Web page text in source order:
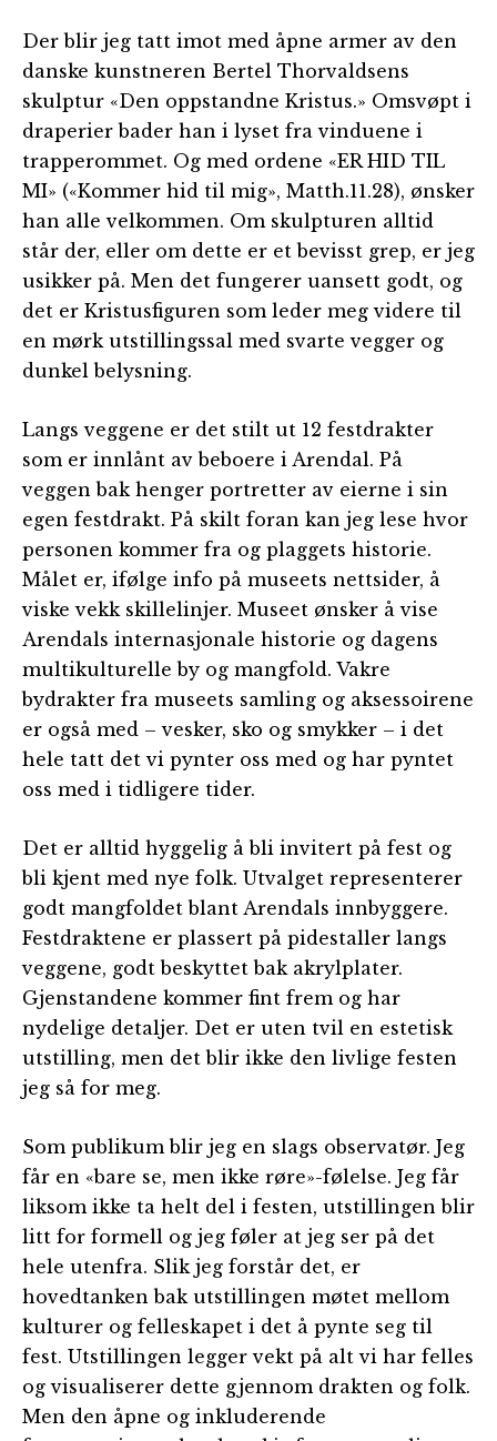
Der blir jeg tatt imot med åpne armer av den
danske kunstneren Bertel Thorvaldsens
skulptur «Den oppstandne Kristus.» Omsvøpt i
draperier bader han i lyset fra vinduene i
trapperommet. Og med ordene «ER HID TIL
MI» («Kommer hid til mig», Matth.11.28), ønsker
han alle velkommen. Om skulpturen alltid
står der, eller om dette er et bevisst grep, er jeg
usikker på. Men det fungerer uansett godt, og
det er Kristusfiguren som leder meg videre til
en mørk utstillingssal med svarte vegger og
dunkel belysning.
Langs veggene er det stilt ut 12 festdrakter
som er innlånt av beboere i Arendal. På
veggen bak henger portretter av eierne i sin
egen festdrakt. På skilt foran kan jeg lese hvor
personen kommer fra og plaggets historie.
Målet er, ifølge info på museets nettsider, å
viske vekk skillelinjer. Museet ønsker å vise
Arendals internasjonale historie og dagens
multikulturelle by og mangfold. Vakre
bydrakter fra museets samling og aksessoirene
er også med – vesker, sko og smykker – i det
hele tatt det vi pynter oss med og har pyntet
oss med i tidligere tider.
Det er alltid hyggelig å bli invitert på fest og
bli kjent med nye folk. Utvalget representerer
godt mangfoldet blant Arendals innbyggere.
Festdraktene er plassert på pidestaller langs
veggene, godt beskyttet bak akrylplater.
Gjenstandene kommer fint frem og har
nydelige detaljer. Det er uten tvil en estetisk
utstilling, men det blir ikke den livlige festen
jeg så for meg.
Som publikum blir jeg en slags observatør. Jeg
får en «bare se, men ikke røre»-følelse. Jeg får
liksom ikke ta helt del i festen, utstillingen blir
litt for formell og jeg føler at jeg ser på det
hele utenfra. Slik jeg forstår det, er
hovedtanken bak utstillingen møtet mellom
kulturer og felleskapet i det å pynte seg til
fest. Utstillingen legger vekt på alt vi har felles
og visualiserer dette gjennom drakten og folk.
Men den åpne og inkluderende